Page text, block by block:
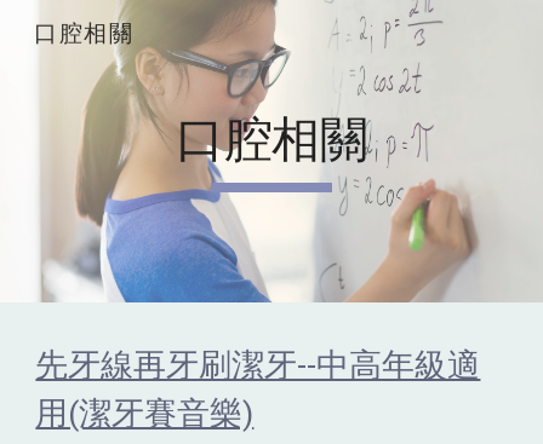
Skip to main content Skip to navigation
口腔相關
口腔相關
先牙線再牙刷潔牙--中高年級適
用(潔牙賽音樂)